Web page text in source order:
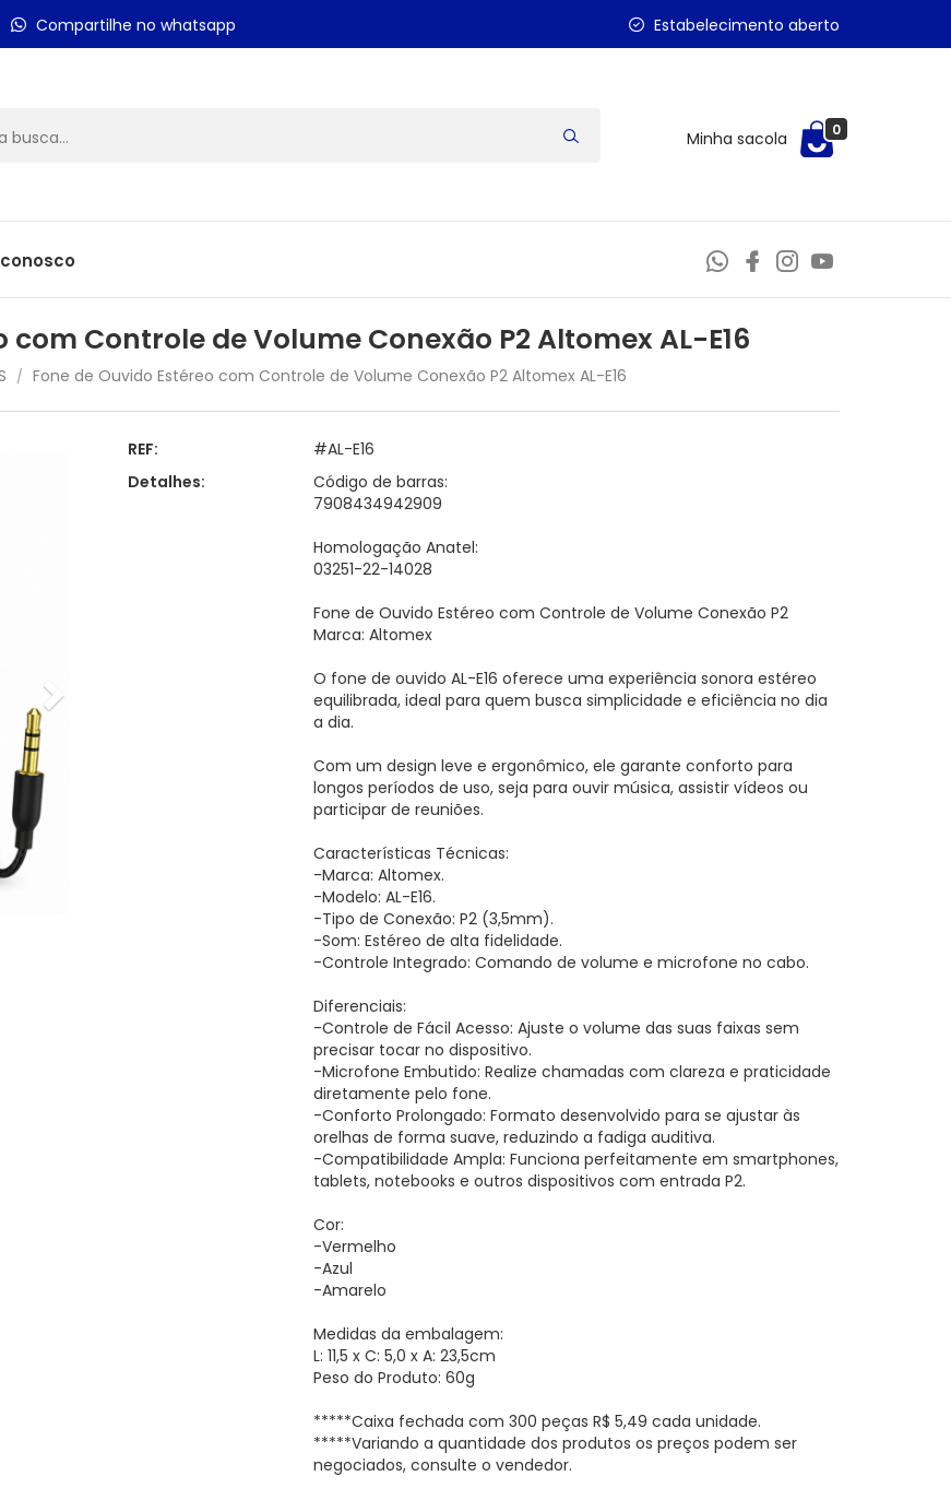
Compartilhe no whatsapp Estabelecimento aberto
Minha sacola 0
com Controle de Volume Conexão P2 Altomex AL-E16
/ Fone de Ouvido Estéreo com Controle de Volume Conexão P2 Altomex AL-E16
REF:
#AL-E16
Detalhes:
Código de barras:
7908434942909
Homologação Anatel:
03251-22-14028
Fone de Ouvido Estéreo com Controle de Volume Conexão P2
Marca: Altomex
O fone de ouvido AL-E16 oferece uma experiência sonora estéreo
equilibrada, ideal para quem busca simplicidade e eficiência no dia
a dia.
Com um design leve e ergonômico, ele garante conforto para
longos períodos de uso, seja para ouvir música, assistir vídeos ou
participar de reuniões.
Características Técnicas:
-Marca: Altomex.
-Modelo: AL-E16.
-Tipo de Conexão: P2 (3,5mm).
-Som: Estéreo de alta fidelidade.
-Controle Integrado: Comando de volume e microfone no cabo.
Diferenciais:
-Controle de Fácil Acesso: Ajuste o volume das suas faixas sem
precisar tocar no dispositivo.
-Microfone Embutido: Realize chamadas com clareza e praticidade
diretamente pelo fone.
-Conforto Prolongado: Formato desenvolvido para se ajustar às
orelhas de forma suave, reduzindo a fadiga auditiva.
-Compatibilidade Ampla: Funciona perfeitamente em smartphones,
tablets, notebooks e outros dispositivos com entrada P2.
Cor:
-Vermelho
-Azul
-Amarelo
Medidas da embalagem:
L: 11,5 x C: 5,0 x A: 23,5cm
Peso do Produto: 60g
*****Caixa fechada com 300 peças R$ 5,49 cada unidade.
*****Variando a quantidade dos produtos os preços podem ser
negociados, consulte o vendedor.